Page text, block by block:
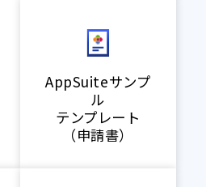
AppSuiteサンプ
ル
テンプレート
（申請書）